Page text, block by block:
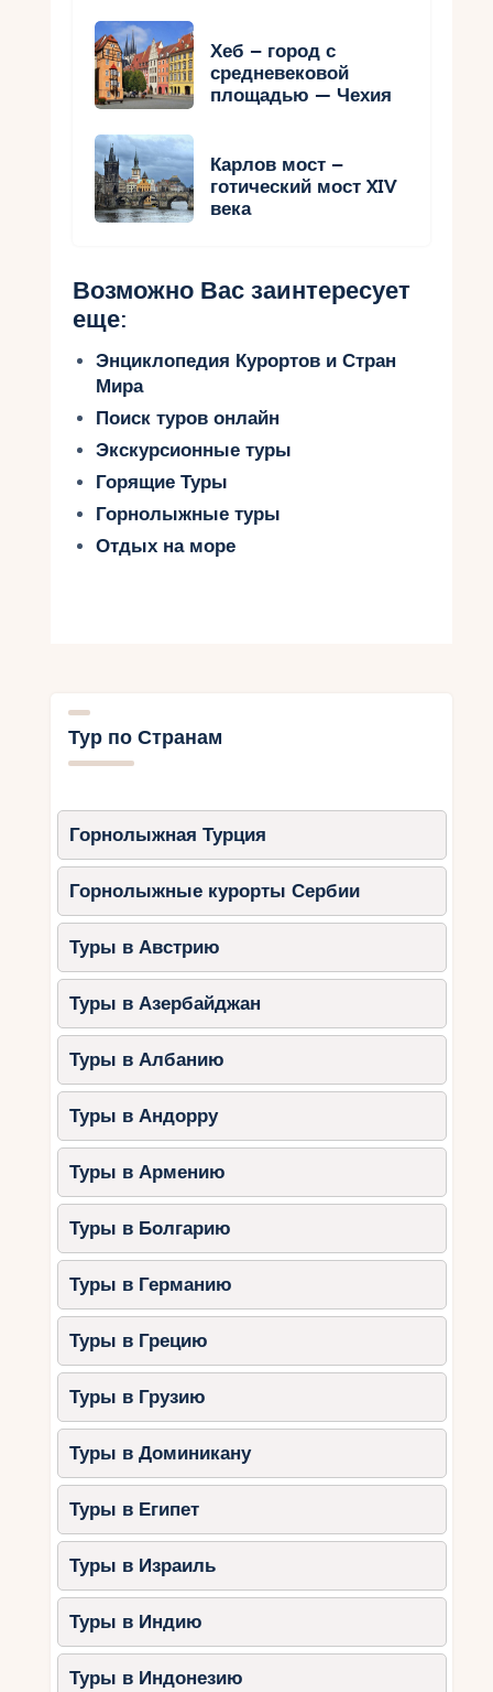
Хеб – город с
средневековой
площадью — Чехия
Карлов мост –
готический мост XIV
века
Возможно Вас заинтересует
еще:
Энциклопедия Курортов и Стран
Мира
Поиск туров онлайн
Экскурсионные туры
Горящие Туры
Горнолыжные туры
Отдых на море
Тур по Странам
Горнолыжная Турция
Горнолыжные курорты Сербии
Туры в Австрию
Туры в Азербайджан
Туры в Албанию
Туры в Андорру
Туры в Армению
Туры в Болгарию
Туры в Германию
Туры в Грецию
Туры в Грузию
Туры в Доминикану
Туры в Египет
Туры в Израиль
Туры в Индию
Туры в Индонезию